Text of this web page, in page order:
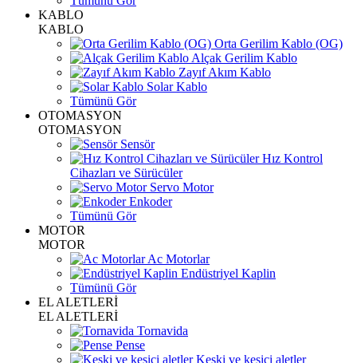
KABLO
KABLO
Orta Gerilim Kablo (OG)
Alçak Gerilim Kablo
Zayıf Akım Kablo
Solar Kablo
Tümünü Gör
OTOMASYON
OTOMASYON
Sensör
Hız Kontrol
Cihazları ve Sürücüler
Servo Motor
Enkoder
Tümünü Gör
MOTOR
MOTOR
Ac Motorlar
Endüstriyel Kaplin
Tümünü Gör
EL ALETLERİ
EL ALETLERİ
Tornavida
Pense
Keski ve kesici aletler